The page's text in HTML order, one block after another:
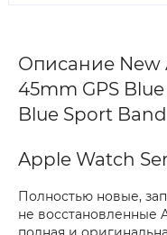
Описание New
45mm GPS
Blue Sport
Apple Watch
Полностью новые,
не восстановленные